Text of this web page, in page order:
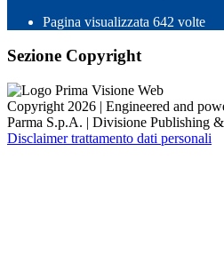
Pagina visualizzata 642 volte
Sezione Copyright
Copyright 2026 | Engineered and
Parma S.p.A. | Divisione Publishing
Disclaimer trattamento dati personali